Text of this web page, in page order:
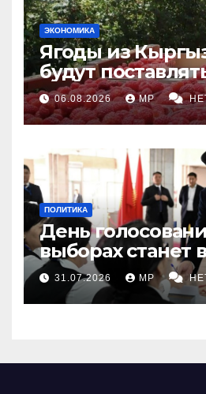
ЭКОНОМИКА
Ягоды из
будут
06.08.2026 MP
ПОЛИТИКА
День
выборах станет
31.07.2026 MP